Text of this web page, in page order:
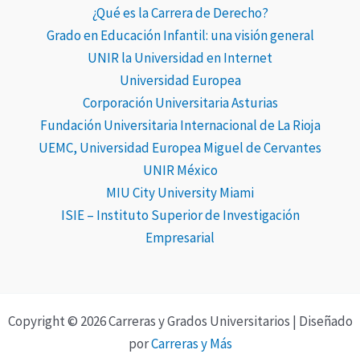
¿Qué es la Carrera de Derecho?
Grado en Educación Infantil: una visión general
UNIR la Universidad en Internet
Universidad Europea
Corporación Universitaria Asturias
Fundación Universitaria Internacional de La Rioja
UEMC, Universidad Europea Miguel de Cervantes
UNIR México
MIU City University Miami
ISIE – Instituto Superior de Investigación
Empresarial
Copyright © 2026 Carreras y Grados Universitarios | Diseñado
porCarreras y Más